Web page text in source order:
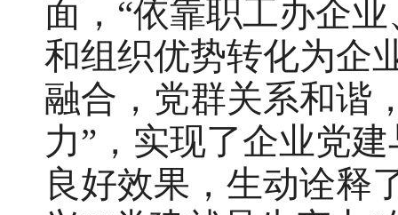
面，“依靠职工办企
和组织优势转化为企
融合，党群关系和谐
力”，实现了企业党
良好效果，生动诠释